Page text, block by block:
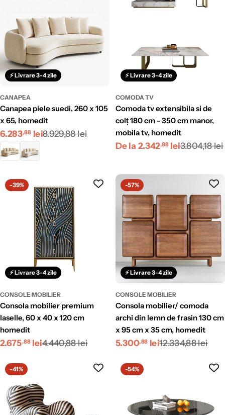
⚡ Livrare 3-4 zile
CANAPEA
canapea piele suedi, 260 x 105
x 65, homedit
Preț
redus
6.283,88 lei
Preț
obișnuit
8.929,88 lei
⚡ Livrare 3-4 zile
COMODA TV
comoda tv extensibila si de
colț 180 cm - 350 cm manor,
mobila tv, homedit
Preț
De la 2.342,88lei
Preț 3.804,18 lei
⚡ Livrare 3-4 zile
-39%
CONSOLE MOBILIER
consola mobilier premium
laselle, 60 x 40 x 120 cm
homedit
Preț
2.675,88lei
Preț 4.440,88 lei
⚡ Livrare 3-4 zile
-57%
CONSOLE MOBILIER
consola mobilier/ comoda
archi din lemn de frasin 130 cm
x 95 cm x 35 cm, homedit
Preț
5.300,88 lei
Preț 12.334,88 lei
-41% -54%